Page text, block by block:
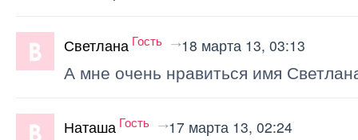
Светлана Гость 18 марта 13, 03:13
А мне очень нравиться имя
Наташа Гость 17 марта 13, 02:24